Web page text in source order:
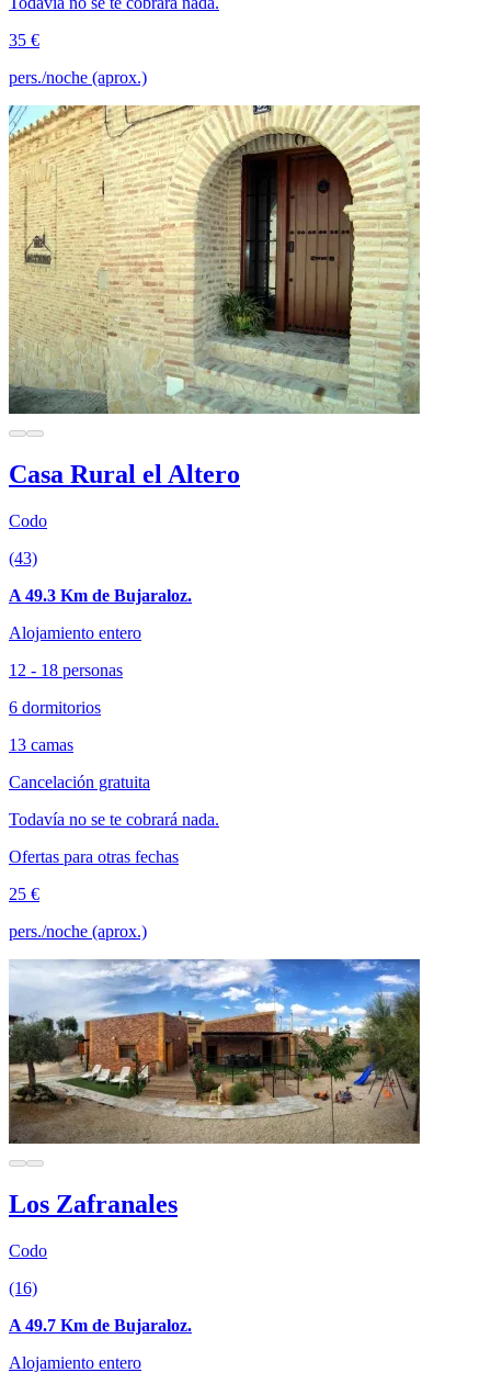
35 €
pers./noche (aprox.)
Casa Rural el Altero
Codo
(43)
A 49.3 Km de Bujaraloz.
Alojamiento entero
12 - 18 personas
6 dormitorios
13 camas
Cancelación gratuita
Todavía no se te cobrará nada.
Ofertas para otras fechas
25 €
pers./noche (aprox.)
Los Zafranales
Codo
(16)
A 49.7 Km de Bujaraloz.
Alojamiento entero